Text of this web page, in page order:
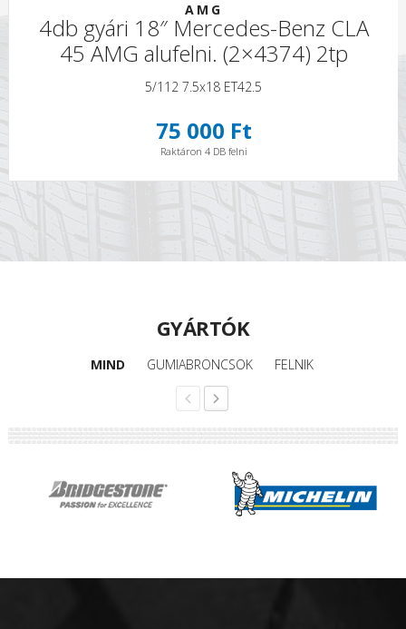
AMG
4db gyári 18″ Mercedes-Benz CLA
45 AMG alufelni. (2×4374) 2tp
5/112 7.5x18 ET42.5
75 000 Ft
Raktáron 4 DB felni
GYÁRTÓK
MIND GUMIABRONCSOK FELNIK